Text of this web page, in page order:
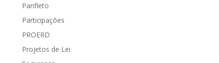
Panfleto
Participações
PROERD
Projetos de Lei